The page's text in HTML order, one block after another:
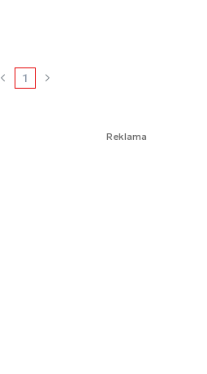
1
Reklama